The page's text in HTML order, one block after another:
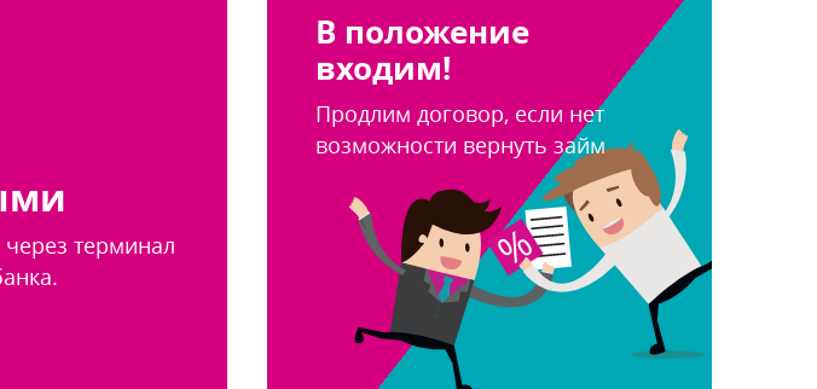
терминал
положение
ходим!
Продлим договор, если нет
озможности вернуть займ